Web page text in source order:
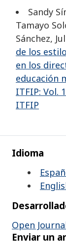
Sandy
Tamayo
Sánchez,
de los
en los
educación
ITFIP: Vol.
ITFIP
Idioma
Open
Enviar un